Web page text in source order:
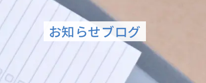
お知らせブログ